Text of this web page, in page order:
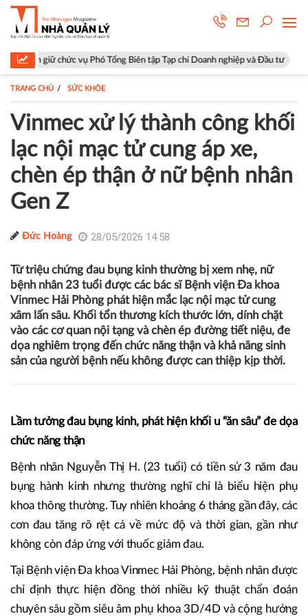
vụ Phó Tổng Biên tập Tạp chí Doanh nghiệp và Đầu tư Hà Nội:
TRANG CHỦ SỨC KHỎE
Vinmec xử lý thành công khối
lạc nội mạc tử cung áp xe,
chèn ép thận ở nữ bệnh nhân
Gen Z
Đức Hoàng 28/05/2026 14:58
Từ triệu chứng đau bụng kinh thường bị xem nhẹ, nữ
bệnh nhân 23 tuổi được các bác sĩ Bệnh viện Đa khoa
Vinmec Hải Phòng phát hiện mắc lạc nội mạc tử cung
xâm lấn sâu. Khối tổn thương kích thước lớn, dính chặt
vào các cơ quan nội tạng và chèn ép đường tiết niệu, đe
dọa nghiêm trọng đến chức năng thận và khả năng sinh
sản của người bệnh nếu không được can thiệp kịp thời.
Lầm tưởng đau bụng kinh, phát hiện khối u “ăn sâu” đe dọa
chức năng thận
Bệnh nhân Nguyễn Thị H. (23 tuổi) có tiền sử 3 năm đau
bụng hành kinh nhưng thường nghĩ chỉ là biểu hiện phụ
khoa thông thường. Tuy nhiên khoảng 6 tháng gần đây, các
cơn đau tăng rõ rệt cả về mức độ và thời gian, gần như
không còn đáp ứng với thuốc giảm đau.
Tại Bệnh viện Đa khoa Vinmec Hải Phòng, bệnh nhân được
chỉ định thực hiện đồng thời nhiều kỹ thuật chẩn đoán
chuyên sâu gồm siêu âm phụ khoa 3D/4D và cộng hưởng